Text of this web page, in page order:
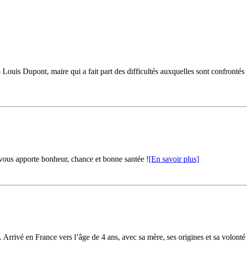
Dupont, maire qui a fait part des difficultés auxquelles sont confrontés
apporte bonheur, chance et bonne santée ![En savoir plus]
en France vers l’âge de 4 ans, avec sa mère, ses origines et sa volonté